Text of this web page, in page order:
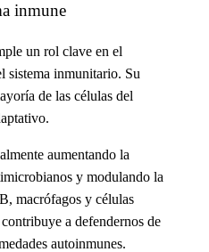
inmune
un rol clave en el
sistema inmunitario. Su
de las células del
aumentando la
y modulando la
macrófagos y células
a defendernos de
autoinmunes.